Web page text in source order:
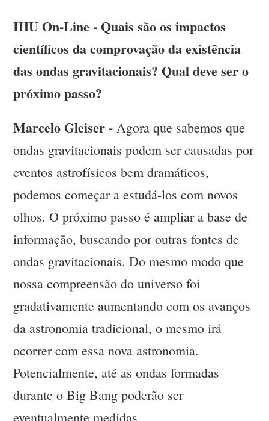
IHU On-Line - Quais são os impactos
científicos da comprovação da existência
das ondas gravitacionais? Qual deve ser o
próximo passo?
Marcelo Gleiser -Agora que sabemos que
ondas gravitacionais podem ser causadas por
eventos astrofísicos bem dramáticos,
podemos começar a estudá-los com novos
olhos. O próximo passo é ampliar a base de
informação, buscando por outras fontes de
ondas gravitacionais. Do mesmo modo que
nossa compreensão do universo foi
gradativamente aumentando com os avanços
da astronomia tradicional, o mesmo irá
ocorrer com essa nova astronomia.
Potencialmente, até as ondas formadas
durante o Big Bang poderão ser
eventualmente medidas.